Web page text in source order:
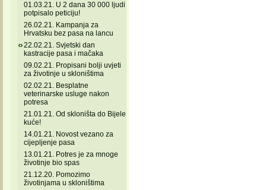
01.03.21. U 2 dana 30 000 ljudi
potpisalo peticiju!
26.02.21. Kampanja za
Hrvatsku bez pasa na lancu
22.02.21. Svjetski dan
kastracije pasa i mačaka
09.02.21. Propisani bolji uvjeti
za životinje u skloništima
02.02.21. Besplatne
veterinarske usluge nakon
potresa
21.01.21. Od skloništa do Bijele
kuće!
14.01.21. Novost vezano za
cijepljenje pasa
13.01.21. Potres je za mnoge
životinje bio spas
21.12.20. Pomozimo
životinjama u skloništima